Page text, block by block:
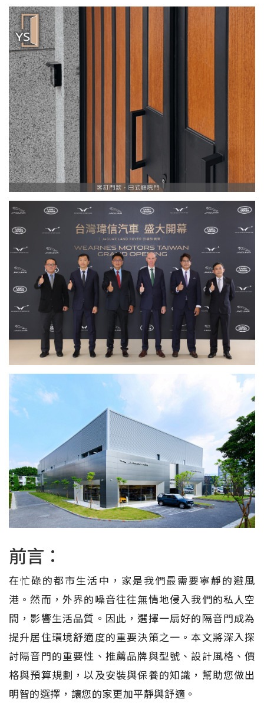
前言：
在忙碌的都市生活中，家是我們最需要寧靜的避風
港。然而，外界的噪音往往無情地侵入我們的私人空
間，影響生活品質。因此，選擇一扇好的隔音門成為
提升居住環境舒適度的重要決策之一。本文將深入探
討隔音門的重要性、推薦品牌與型號、設計風格、價
格與預算規劃，以及安裝與保養的知識，幫助您做出
明智的選擇，讓您的家更加平靜與舒適。